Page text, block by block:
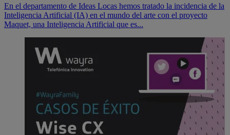
En el departamento de Ideas Locas hemos tratado la incidencia de la
Inteligencia Artificial (IA) en el mundo del arte con el proyecto
Maquet, una Inteligencia Artificial que es...